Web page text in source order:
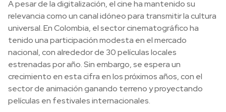
A pesar de la digitalización, el cine ha mantenido su
relevancia como un canal idóneo para transmitir la cultura
universal. En Colombia, el sector cinematográfico ha
tenido una participación modesta en el mercado
nacional, con alrededor de 30 películas locales
estrenadas por año. Sin embargo, se espera un
crecimiento en esta cifra en los próximos años, con el
sector de animación ganando terreno y proyectando
películas en festivales internacionales.